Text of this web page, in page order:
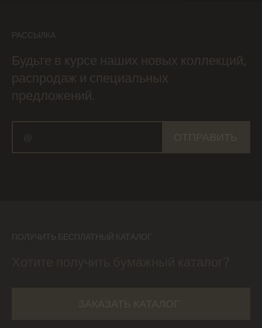
РАССЫЛКА
Будьте в курсе наших новых коллекций,
распродаж и специальных
предложений.
ПОЛУЧИТЬ БЕСПЛАТНЫЙ КАТАЛОГ